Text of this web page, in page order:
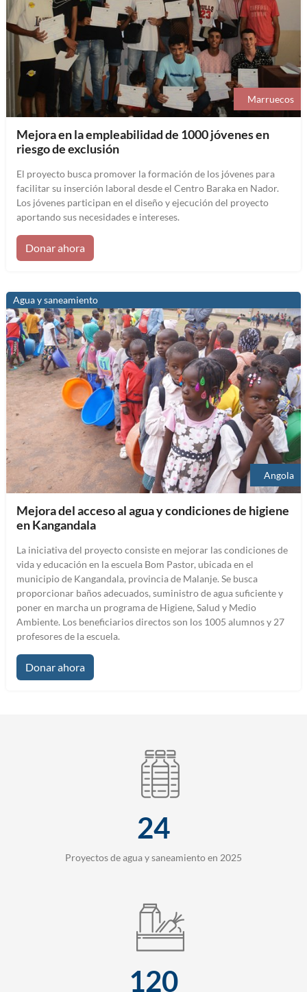
Marruecos
Mejora en la empleabilidad de 1000 jóvenes en
riesgo de exclusión
El proyecto busca promover la formación de los jóvenes para
facilitar su inserción laboral desde el Centro Baraka en Nador.
Los jóvenes participan en el diseño y ejecución del proyecto
aportando sus necesidades e intereses.
Donar ahora
Agua y saneamiento
Angola
Mejora del acceso al agua y condiciones de higiene
en Kangandala
La iniciativa del proyecto consiste en mejorar las condiciones de
vida y educación en la escuela Bom Pastor, ubicada en el
municipio de Kangandala, provincia de Malanje. Se busca
proporcionar baños adecuados, suministro de agua suficiente y
poner en marcha un programa de Higiene, Salud y Medio
Ambiente. Los beneficiarios directos son los 1005 alumnos y 27
profesores de la escuela.
Donar ahora
24
Proyectos de agua y saneamiento en 2025
120